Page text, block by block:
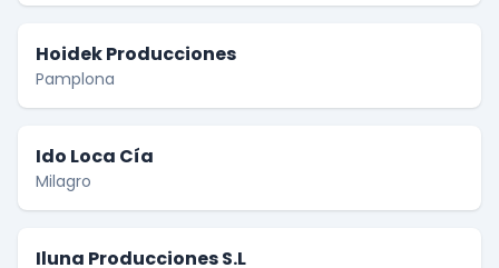
Hoidek Producciones
Pamplona
Ido Loca Cía
Milagro
Iluna Producciones S.L